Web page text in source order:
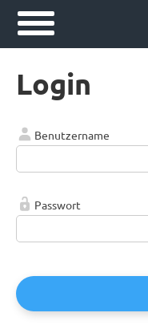
Login
Benutzername
Passwort